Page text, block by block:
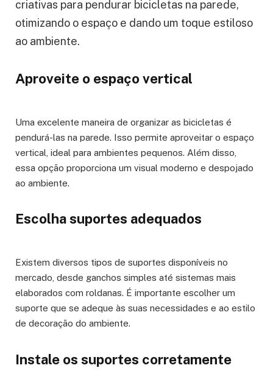
criativas para pendurar bicicletas na parede,
otimizando o espaço e dando um toque estiloso
ao ambiente.
Aproveite o espaço vertical
Uma excelente maneira de organizar as bicicletas é
pendurá-las na parede. Isso permite aproveitar o espaço
vertical, ideal para ambientes pequenos. Além disso,
essa opção proporciona um visual moderno e despojado
ao ambiente.
Escolha suportes adequados
Existem diversos tipos de suportes disponíveis no
mercado, desde ganchos simples até sistemas mais
elaborados com roldanas. É importante escolher um
suporte que se adeque às suas necessidades e ao estilo
de decoração do ambiente.
Instale os suportes corretamente